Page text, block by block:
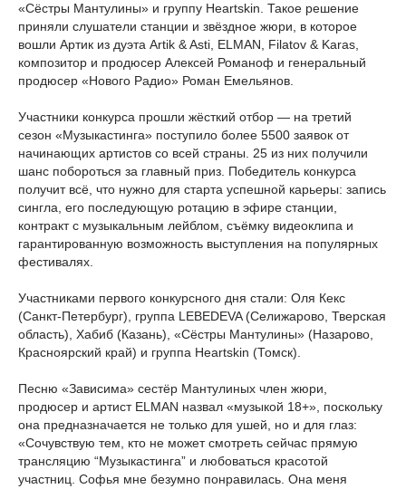
«Сёстры Мантулины» и группу Heartskin. Такое решение
приняли слушатели станции и звёздное жюри, в которое
вошли Артик из дуэта Artik & Asti, ELMAN, Filatov & Karas,
композитор и продюсер Алексей Романоф и генеральный
продюсер «Нового Радио» Роман Емельянов.
Участники конкурса прошли жёсткий отбор — на третий
сезон «Музыкастинга» поступило более 5500 заявок от
начинающих артистов со всей страны. 25 из них получили
шанс побороться за главный приз. Победитель конкурса
получит всё, что нужно для старта успешной карьеры: запись
сингла, его последующую ротацию в эфире станции,
контракт с музыкальным лейблом, съёмку видеоклипа и
гарантированную возможность выступления на популярных
фестивалях.
Участниками первого конкурсного дня стали: Оля Кекс
(Санкт-Петербург), группа LEBEDEVA (Селижарово, Тверская
область), Хабиб (Казань), «Сёстры Мантулины» (Назарово,
Красноярский край) и группа Heartskin (Томск).
Песню «Зависима» сестёр Мантулиных член жюри,
продюсер и артист ELMAN назвал «музыкой 18+», поскольку
она предназначается не только для ушей, но и для глаз:
«Сочувствую тем, кто не может смотреть сейчас прямую
трансляцию “Музыкастинга” и любоваться красотой
участниц. Софья мне безумно понравилась. Она меня